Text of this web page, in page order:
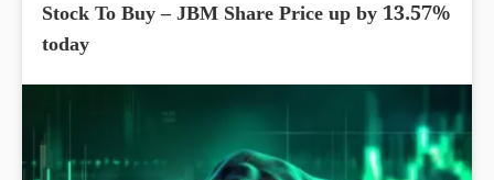
Stock To Buy – JBM Share Price up by 13.57%
today